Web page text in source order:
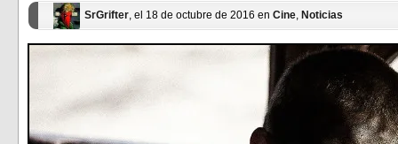
SrGrifter, el 18 de octubre de 2016 en Cine, Noticias